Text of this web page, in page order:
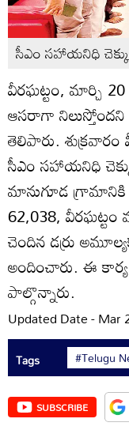
సీఎం సహాయనిధి
వీరఘట్టం, మార్చి 20
ఆసరాగా
తెలిపారు.
సీఎం సహాయనిధి
మానుగూడ గ్రామానికి
62,038,
చెందిన డర్రు
అందించారు. ఈ
పాల్గొన్నారు.
Updated Date - Mar
Tags #Telugu
SUBSCRIBE